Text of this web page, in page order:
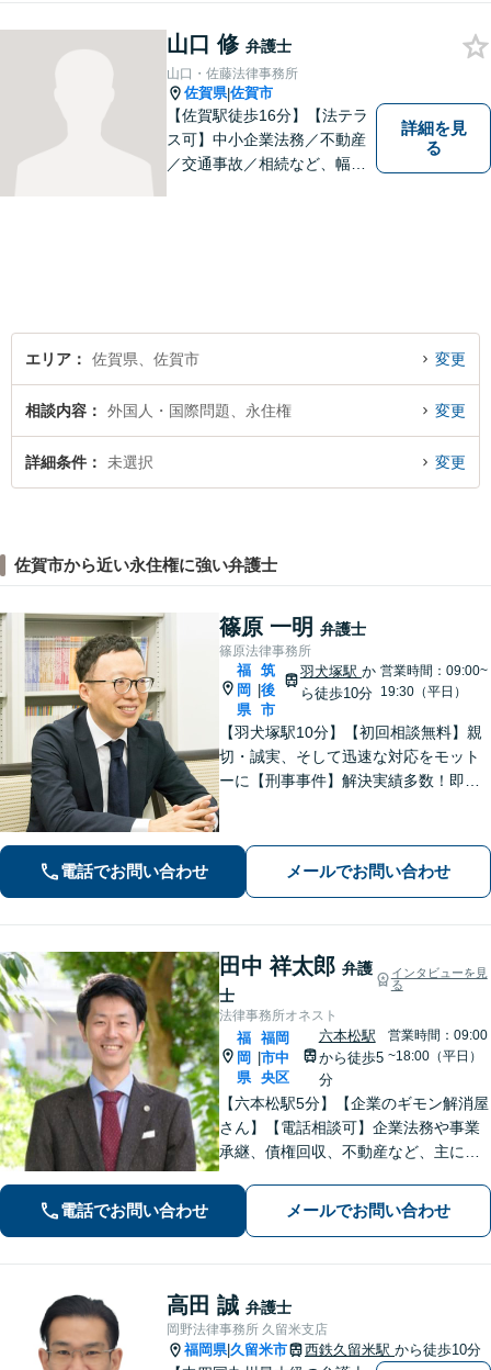
山口 修 弁護士
山口・佐藤法律事務所
佐賀県|佐賀市
【佐賀駅徒歩16分】【法テラ
ス可】中小企業法務／不動産
／交通事故／相続など、幅広
詳細を見
る
エリア 佐賀県、佐賀市 変更
相談内容 外国人・国際問題、永住権 変更
詳細条件 未選択 変更
佐賀市から近い永住権に強い弁護士
篠原 一明 弁護士
篠原法律事務所
福
岡
県
|
筑
後
市
羽犬塚駅 か
ら徒歩10分
営業時間：09:00~
19:30（平日）
【羽犬塚駅10分】【初回相談無料】親
切・誠実、そして迅速な対応をモット
ーに【刑事事件】解決実績多数！即時
選択肢と法的権利を明確にし、納得の
いく決断ができるよう支援いたします
電話でお問い合わせ メールでお問い合わせ
田中 祥太郎 弁護
士
インタビューを見
る
法律事務所オネスト
福
岡
県
福岡
市中
央区
六本松駅
から徒歩5
分
営業時間：09:00
~18:00（平日）
【六本松駅5分】【企業のギモン解消屋
さん】【電話相談可】企業法務や事業
承継、債権回収、不動産など、主に企
のみなさまが安心して本業に専念でき
るよう、法律に関するちょっとした疑
電話でお問い合わせ メールでお問い合わせ
高田 誠 弁護士
岡野法律事務所 久留米支店
福岡県|久留米市 西鉄久留米駅 から徒歩10分